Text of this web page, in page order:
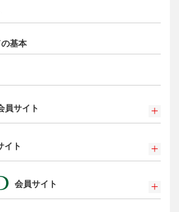
・機能
カード
サービス（プラスEX会員）
基本
員サイト
ャッシング
イト
会員サイト